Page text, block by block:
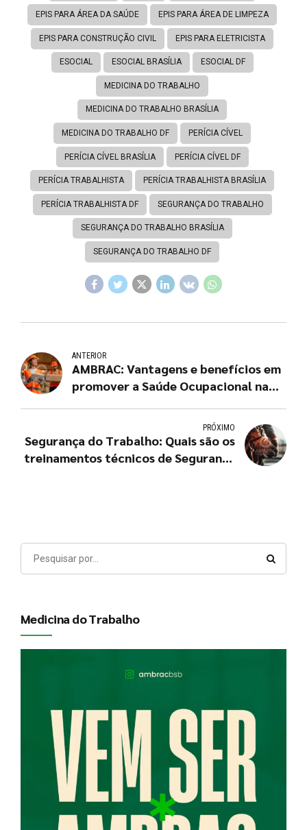
EPIS PARA ÁREA DA SAÚDE EPIS PARA ÁREA DE LIMPEZA
EPIS PARA CONSTRUÇÃO CIVIL EPIS PARA ELETRICISTA
ESOCIAL ESOCIAL BRASÍLIA ESOCIAL DF
MEDICINA DO TRABALHO
MEDICINA DO TRABALHO BRASÍLIA
MEDICINA DO TRABALHO DF PERÍCIA CÍVEL
PERÍCIA CÍVEL BRASÍLIA PERÍCIA CÍVEL DF
PERÍCIA TRABALHISTA PERÍCIA TRABALHISTA BRASÍLIA
PERÍCIA TRABALHISTA DF SEGURANÇA DO TRABALHO
SEGURANÇA DO TRABALHO BRASÍLIA
SEGURANÇA DO TRABALHO DF
ANTERIOR
AMBRAC: Vantagens e benefícios em
promover a Saúde Ocupacional na
PRÓXIMO
Segurança do Trabalho: Quais são os
treinamentos técnicos de Segurança
Medicina do Trabalho